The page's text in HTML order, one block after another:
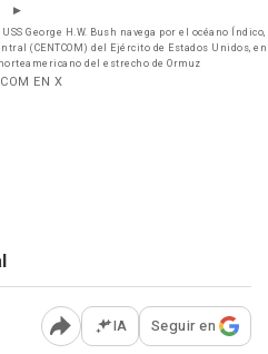
George H.W. Bush navega por el océano Índico,
(CENTCOM) del Ejército de Estados Unidos, en
del estrecho de Ormuz
EN X
Abrir opciones para
IA Seguir en